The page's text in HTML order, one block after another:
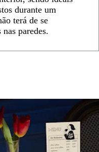
durante um
terá de se
paredes.